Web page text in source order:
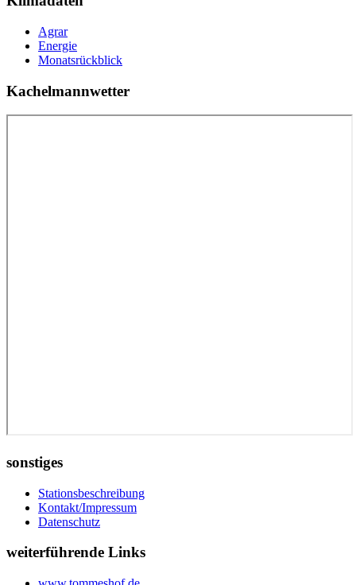
Agrar
Energie
Monatsrückblick
Kachelmannwetter
sonstiges
Stationsbeschreibung
Kontakt/Impressum
Datenschutz
weiterführende Links